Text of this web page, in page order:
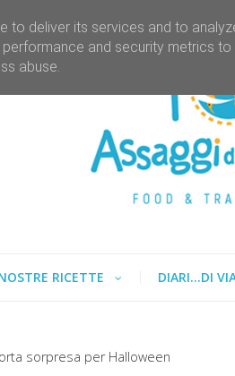
RICETTE DIARI...DI
sorpresa per Halloween
to deliver its services and to
and security metrics
abuse.